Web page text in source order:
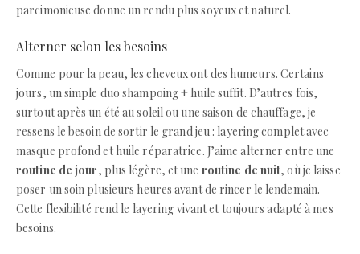
parcimonieuse donne un rendu plus soyeux et naturel.
Alterner selon les besoins
Comme pour la peau, les cheveux ont des humeurs. Certains
jours, un simple duo shampoing + huile suffit. D’autres fois,
surtout après un été au soleil ou une saison de chauffage, je
ressens le besoin de sortir le grand jeu : layering complet avec
masque profond et huile réparatrice. J’aime alterner entre une
routine de jour, plus légère, et une routine de nuit, où je laisse
poser un soin plusieurs heures avant de rincer le lendemain.
Cette flexibilité rend le layering vivant et toujours adapté à mes
besoins.